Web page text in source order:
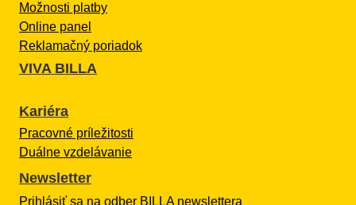
Možnosti platby
Online panel
Reklamačný poriadok
VIVA BILLA
Kariéra
Pracovné príležitosti
Duálne vzdelávanie
Newsletter
Prihlásiť sa na odber BILLA newslettera